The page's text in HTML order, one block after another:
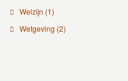
Welzijn (1)
Wetgeving (2)